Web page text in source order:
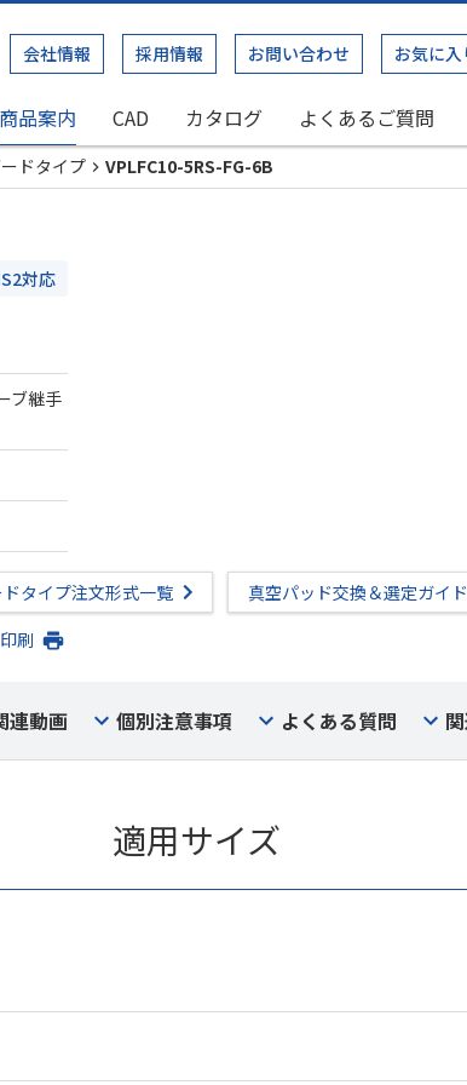
会社情報 採用情報 お問い合わせ お気に入
商品案内 CAD カタログ よくあるご質問
ドタイプ VPLFC10-5RS-FG-6B
対応
ブ継手
タイプ注文形式一覧
真空パッド交換＆選定ガイド
印刷
連動画 個別注意事項 よくある質問
適用サイズ